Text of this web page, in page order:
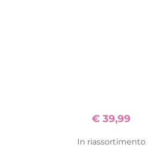
€ 39,99
In riassortimento